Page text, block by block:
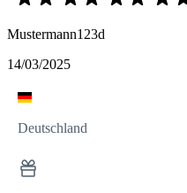
Mustermann123d
14/03/2025
Deutschland